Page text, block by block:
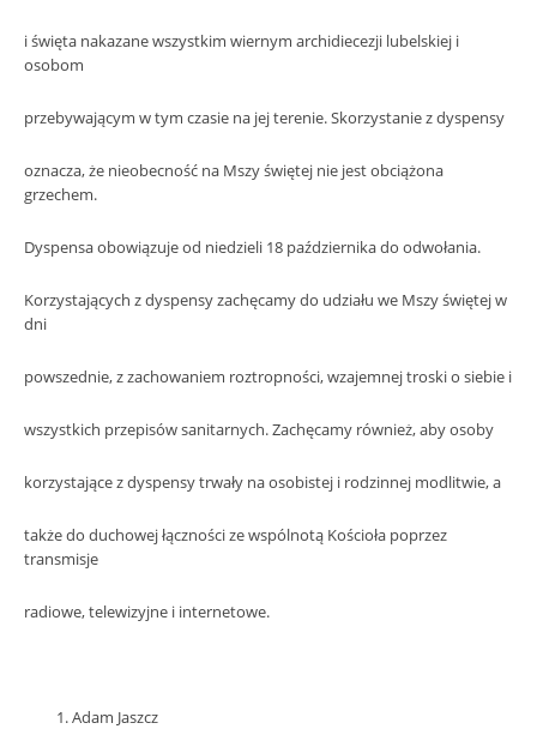
i święta nakazane wszystkim wiernym archidiecezji lubelskiej i
osobom
przebywającym w tym czasie na jej terenie. Skorzystanie z dyspensy
oznacza, że nieobecność na Mszy świętej nie jest obciążona
grzechem.
Dyspensa obowiązuje od niedzieli 18 października do odwołania.
Korzystających z dyspensy zachęcamy do udziału we Mszy świętej w
dni
powszednie, z zachowaniem roztropności, wzajemnej troski o siebie i
wszystkich przepisów sanitarnych. Zachęcamy również, aby osoby
korzystające z dyspensy trwały na osobistej i rodzinnej modlitwie, a
także do duchowej łączności ze wspólnotą Kościoła poprzez
transmisje
radiowe, telewizyjne i internetowe.
Adam Jaszcz